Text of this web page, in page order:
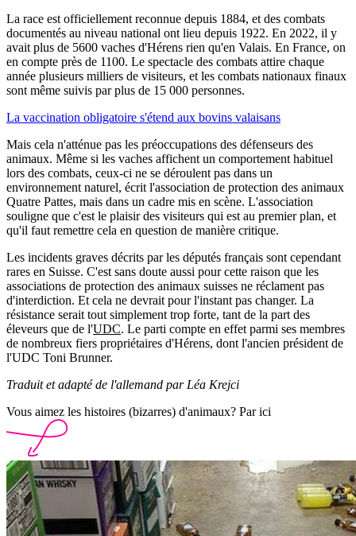
La race est officiellement reconnue depuis 1884, et des combats
documentés au niveau national ont lieu depuis 1922. En 2022, il y
avait plus de 5600 vaches d'Hérens rien qu'en Valais. En France, on
en compte près de 1100. Le spectacle des combats attire chaque
année plusieurs milliers de visiteurs, et les combats nationaux finaux
sont même suivis par plus de 15 000 personnes.
La vaccination obligatoire s'étend aux bovins valaisans
Mais cela n'atténue pas les préoccupations des défenseurs des
animaux. Même si les vaches affichent un comportement habituel
lors des combats, ceux-ci ne se déroulent pas dans un
environnement naturel, écrit l'association de protection des animaux
Quatre Pattes, mais dans un cadre mis en scène. L'association
souligne que c'est le plaisir des visiteurs qui est au premier plan, et
qu'il faut remettre cela en question de manière critique.
Les incidents graves décrits par les députés français sont cependant
rares en Suisse. C'est sans doute aussi pour cette raison que les
associations de protection des animaux suisses ne réclament pas
d'interdiction. Et cela ne devrait pour l'instant pas changer. La
résistance serait tout simplement trop forte, tant de la part des
éleveurs que de l'UDC. Le parti compte en effet parmi ses membres
de nombreux fiers propriétaires d'Hérens, dont l'ancien président de
l'UDC Toni Brunner.
Traduit et adapté de l'allemand par Léa Krejci
Vous aimez les histoires (bizarres) d'animaux? Par ici